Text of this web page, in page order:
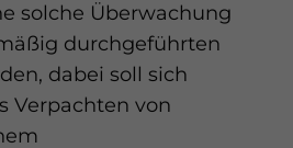
solche Überwachung
durchgeführten
dabei soll sich
Verpachten von